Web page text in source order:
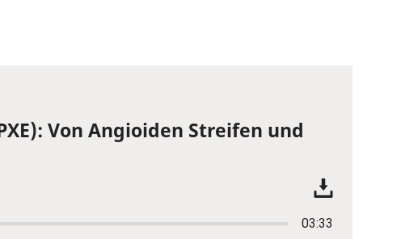
Von Angioiden Streifen und
03:33